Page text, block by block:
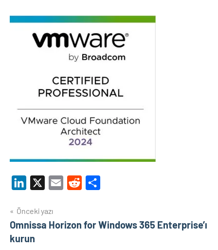
LinkedIn Email Reddit
Yazı
gezinmesi
Önceki yazı
Omnissa Horizon for Windows 365 Enterprise’ı
kurun